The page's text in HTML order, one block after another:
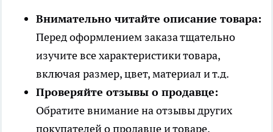
Внимательно читайте описание товара:
Перед оформлением заказа тщательно
изучите все характеристики товара,
включая размер, цвет, материал и т.д.
Проверяйте отзывы о продавце:
Обратите внимание на отзывы других
покупателей о продавце и товаре.